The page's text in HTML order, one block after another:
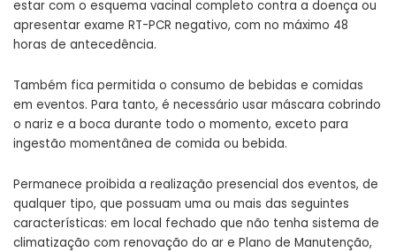
estar com o esquema vacinal completo contra a doença ou
apresentar exame RT-PCR negativo, com no máximo 48
horas de antecedência.
Também fica permitida o consumo de bebidas e comidas
em eventos. Para tanto, é necessário usar máscara cobrindo
o nariz e a boca durante todo o momento, exceto para
ingestão momentânea de comida ou bebida.
Permanece proibida a realização presencial dos eventos, de
qualquer tipo, que possuam uma ou mais das seguintes
características: em local fechado que não tenha sistema de
climatização com renovação do ar e Plano de Manutenção,